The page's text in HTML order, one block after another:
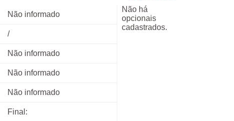
Não informado
/
Não informado
Não informado
Não informado
Final:
Não há
opcionais
cadastrados.